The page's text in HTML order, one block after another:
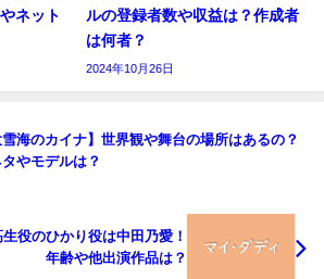
ネット
ルの登録者数や収益は？作成者
は何者？
2024年10月26日
雪海のカイナ】世界観や舞台の場所はあるの？
やモデルは？
役のひかり役は中田乃愛！
年齢や他出演作品は？